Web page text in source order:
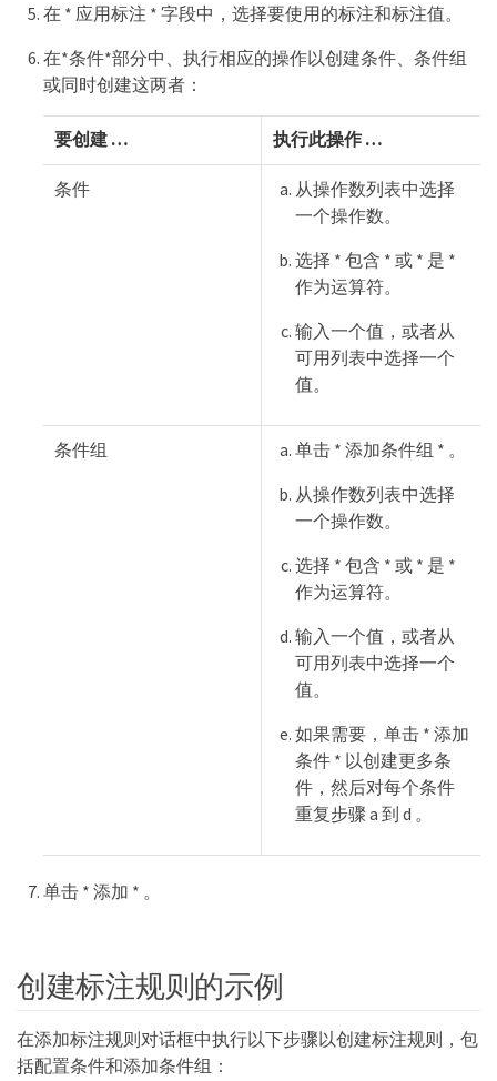
在 * 应用标注 * 字段中，选择要使用的标注和标注值。
在*条件*部分中、执行相应的操作以创建条件、条件组
或同时创建这两者：
要创建 …​ 执行此操作 …​
条件
从操作数列表中选择
一个操作数。
选择 * 包含 * 或 * 是 *
作为运算符。
输入一个值，或者从
可用列表中选择一个
值。
条件组
单击 * 添加条件组 * 。
从操作数列表中选择
一个操作数。
选择 * 包含 * 或 * 是 *
作为运算符。
输入一个值，或者从
可用列表中选择一个
值。
如果需要，单击 * 添加
条件 * 以创建更多条
件，然后对每个条件
重复步骤 a 到 d 。
单击 * 添加 * 。
创建标注规则的示例
在添加标注规则对话框中执行以下步骤以创建标注规则，包
括配置条件和添加条件组：